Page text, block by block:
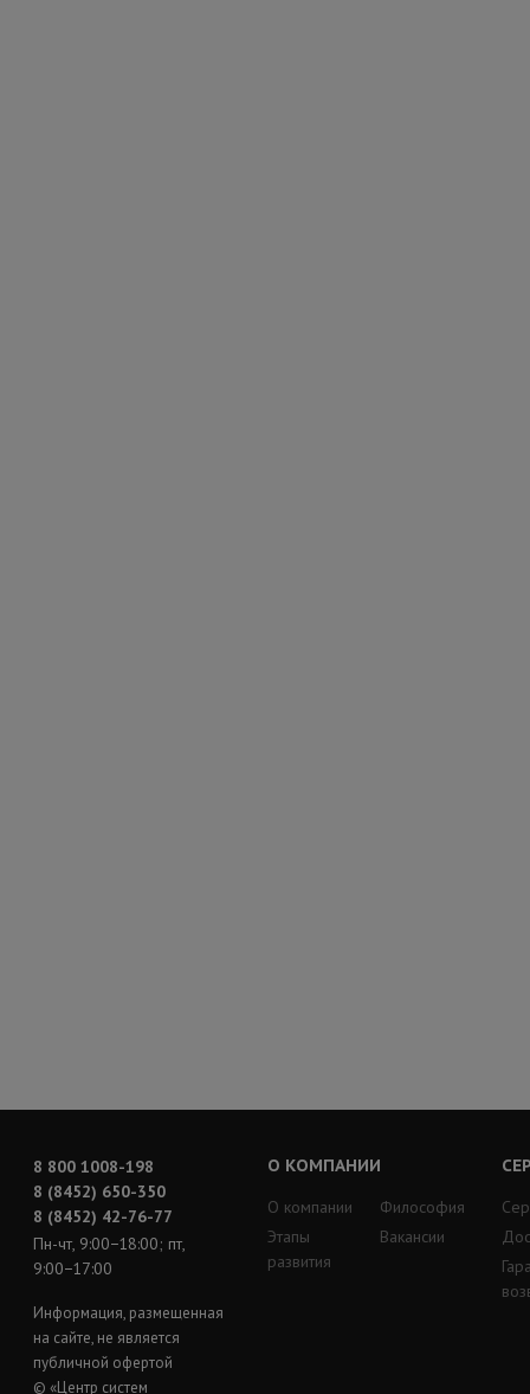
8 800 1008-198
8 (8452) 650-350
8 (8452) 42-76-77
Пн-чт, 9:00−18:00; пт,
9:00−17:00
Информация, размещенная
на сайте, не является
публичной офертой
© «Центр систем
О КОМПАНИИ
О компании
Этапы
развития
Философия
Вакансии